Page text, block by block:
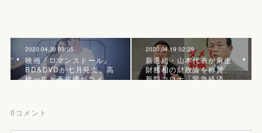
2020.04.20 03:05
映画『ロマンスドール』
BD&DVDが七月発売、高
橋一生と蒼井優がコメ…
2020.04.19 02:29
新選組・山本代表が麻生
財務相の財政論を称賛、
新型コロナ「緊急経済…
0 コメント